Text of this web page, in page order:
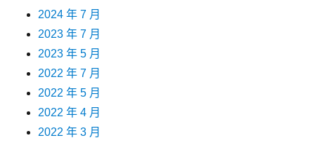
2024 年 7 月
2023 年 7 月
2023 年 5 月
2022 年 7 月
2022 年 5 月
2022 年 4 月
2022 年 3 月